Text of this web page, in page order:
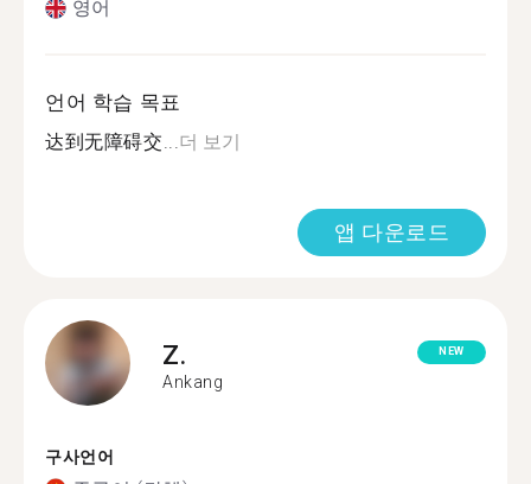
영어
언어 학습 목표
达到无障碍交...더 보기
앱 다운로드
Z.
Ankang
NEW
구사언어